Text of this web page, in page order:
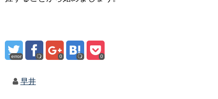
error 0 0
早井